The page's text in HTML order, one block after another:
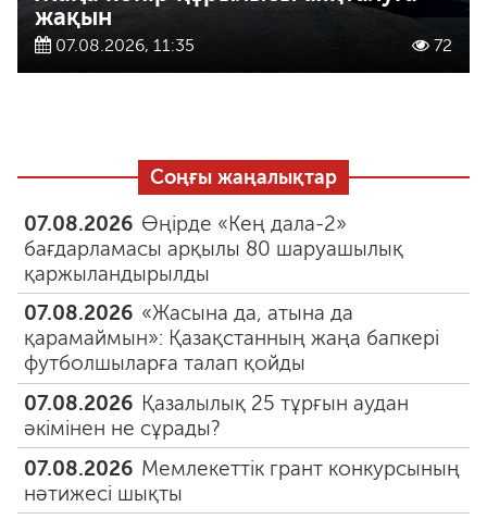
жақын
07.08.2026, 11:35 72
Соңғы жаңалықтар
07.08.2026 Өңірде «Кең дала-2»
бағдарламасы арқылы 80 шаруашылық
қаржыландырылды
07.08.2026 «Жасына да, атына да
қарамаймын»: Қазақстанның жаңа бапкері
футболшыларға талап қойды
07.08.2026 Қазалылық 25 тұрғын аудан
әкімінен не сұрады?
07.08.2026 Мемлекеттік грант конкурсының
нәтижесі шықты